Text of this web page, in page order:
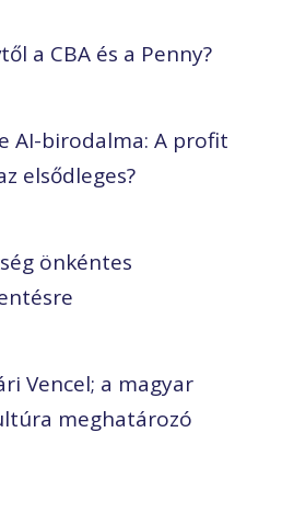
a CBA és a Penny?
AI-birodalma: A profit
elsődleges?
önkéntes
Vencel; a magyar
meghatározó